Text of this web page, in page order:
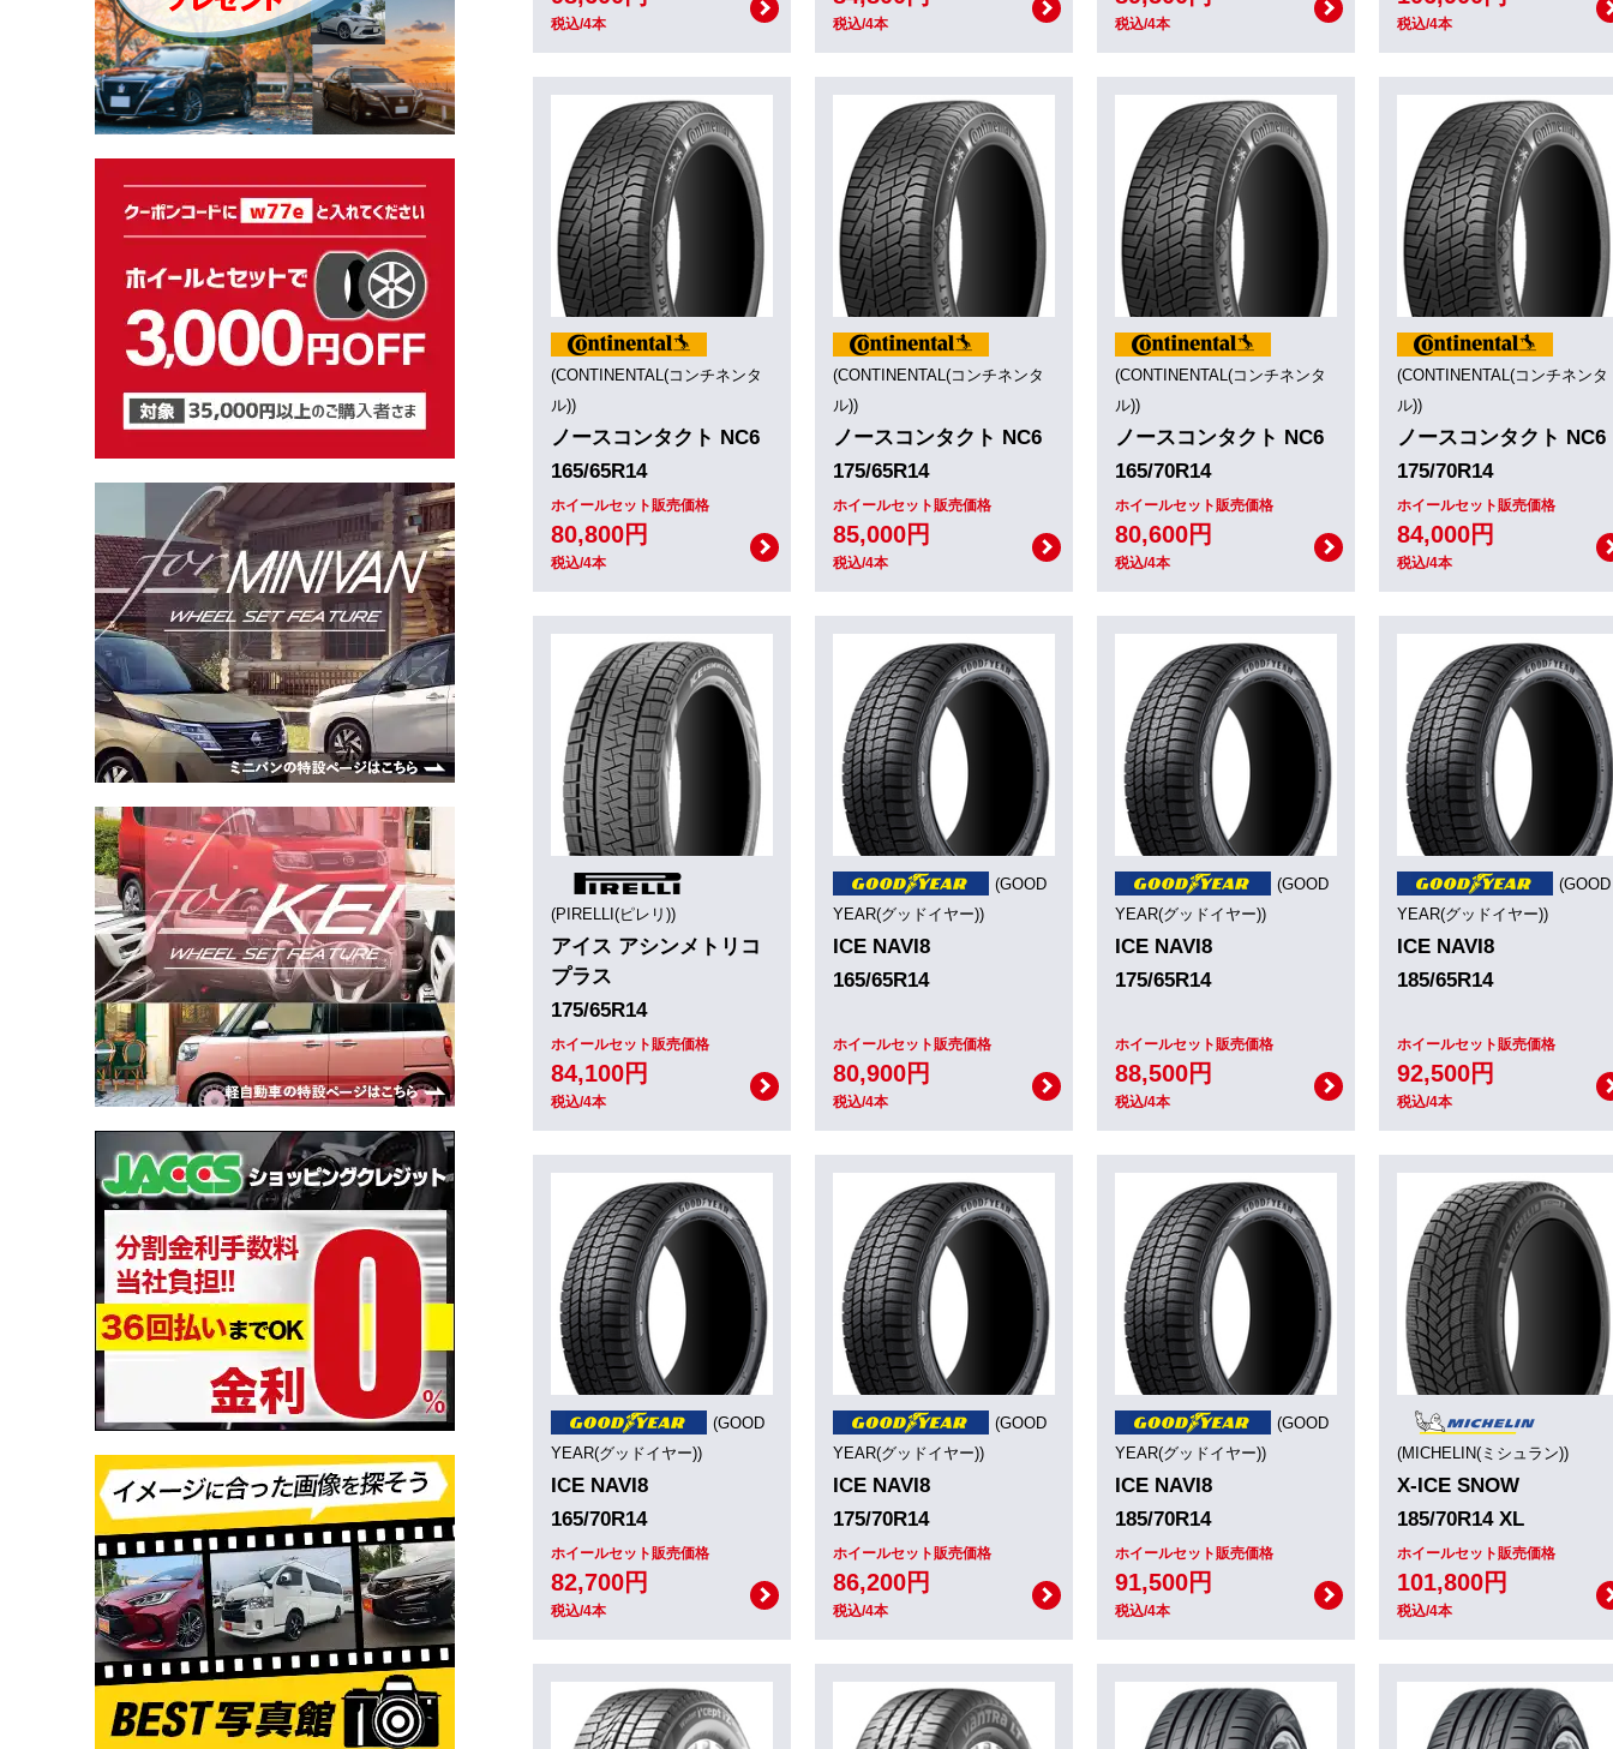
税込/4本 税込/4本 税込/4本 税込/4本
(CONTINENTAL(コンチネンタ
ル))
ノースコンタクト NC6
165/65R14
ホイールセット販売価格
80,800円
税込/4本
(CONTINENTAL(コンチネンタ
ル))
ノースコンタクト NC6
175/65R14
ホイールセット販売価格
85,000円
税込/4本
(CONTINENTAL(コンチネンタ
ル))
ノースコンタクト NC6
165/70R14
ホイールセット販売価格
80,600円
税込/4本
(CONTINENTAL(コンチネンタ
ル))
ノースコンタクト NC6
175/70R14
ホイールセット販売価格
84,000円
税込/4本
(PIRELLI(ピレリ))
アイス アシンメトリコ
プラス
175/65R14
ホイールセット販売価格
84,100円
税込/4本
(GOOD
YEAR(グッドイヤー))
ICE NAVI8
165/65R14
ホイールセット販売価格
80,900円
税込/4本
(GOOD
YEAR(グッドイヤー))
ICE NAVI8
175/65R14
ホイールセット販売価格
88,500円
税込/4本
(GOOD
YEAR(グッドイヤー))
ICE NAVI8
185/65R14
ホイールセット販売価格
92,500円
税込/4本
(GOOD
YEAR(グッドイヤー))
ICE NAVI8
165/70R14
ホイールセット販売価格
82,700円
税込/4本
(GOOD
YEAR(グッドイヤー))
ICE NAVI8
175/70R14
ホイールセット販売価格
86,200円
税込/4本
(GOOD
YEAR(グッドイヤー))
ICE NAVI8
185/70R14
ホイールセット販売価格
91,500円
税込/4本
(MICHELIN(ミシュラン))
X-ICE SNOW
185/70R14 XL
ホイールセット販売価格
101,800円
税込/4本